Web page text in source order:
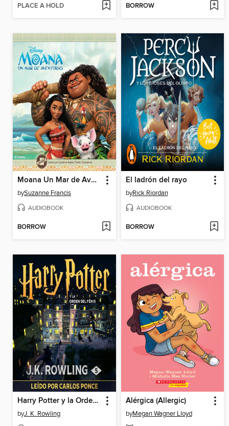
PLACE A HOLD BORROW
Moana Un Mar de Aventuras
bySuzanne Francis
AUDIOBOOK
BORROW
El ladrón del rayo
byRick Riordan
AUDIOBOOK
BORROW
Harry Potter y la Orden del Fénix
byJ. K. Rowling
Alérgica (Allergic)
byMegan Wagner Lloyd